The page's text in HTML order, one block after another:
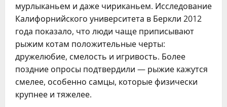
мурлыканьем и даже чириканьем. Исследование
Калифорнийского университета в Беркли 2012
года показало, что люди чаще приписывают
рыжим котам положительные черты:
дружелюбие, смелость и игривость. Более
поздние опросы подтвердили — рыжие кажутся
смелее, особенно самцы, которые физически
крупнее и тяжелее.